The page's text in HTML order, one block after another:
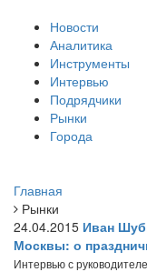
Новости
Аналитика
Инструменты
Интервью
Подрядчики
Рынки
Города
Главная
Рынки
24.04.2015 Иван
Москвы: о
Интервью с